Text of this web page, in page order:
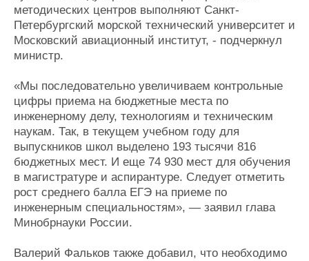
методических центров выполняют Санкт-
Петербургский морской технический университет и
Московский авиационный институт, - подчеркнул
министр.
«Мы последовательно увеличиваем контрольные
цифры приема на бюджетные места по
инженерному делу, технологиям и техническим
наукам. Так, в текущем учебном году для
выпускников школ выделено 193 тысячи 816
бюджетных мест. И еще 74 930 мест для обучения
в магистратуре и аспирантуре. Следует отметить
рост среднего балла ЕГЭ на приеме по
инженерным специальностям», — заявил глава
Минобрнауки России.
Валерий Фальков также добавил, что необходимо